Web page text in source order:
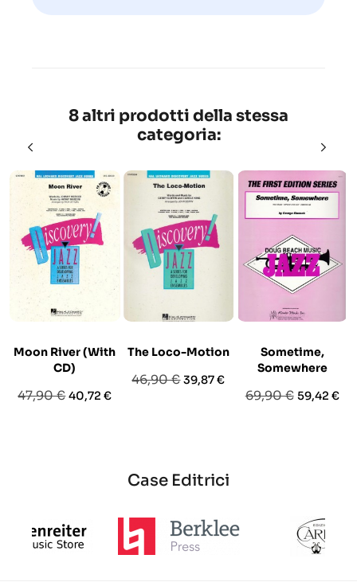
8 altri prodotti della stessa
categoria:
Moon River (With
CD)
Prezzo
47,90 €Prezzo
40,72 €
The Loco-Motion
Prezzo
46,90 €Prezzo
39,87 €
Sometime,
Somewhere
Prezzo
69,90 € Prezzo
59,42 €
Case Editrici